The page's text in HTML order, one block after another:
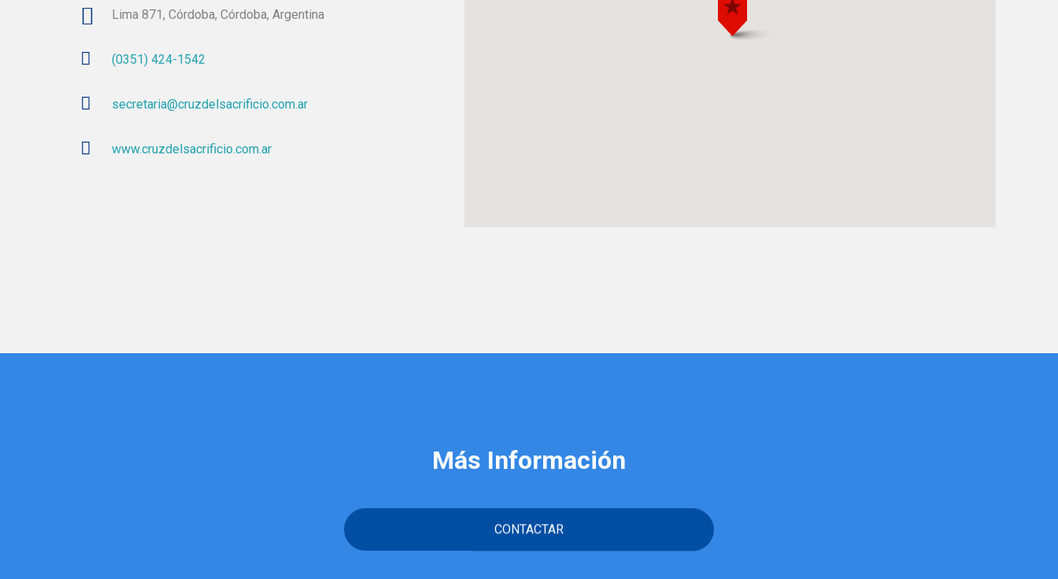
Lima 871, Córdoba, Córdoba, Argentina
(0351) 424-1542
secretaria@cruzdelsacrificio.com.ar
www.cruzdelsacrificio.com.ar
Más Información
CONTACTAR